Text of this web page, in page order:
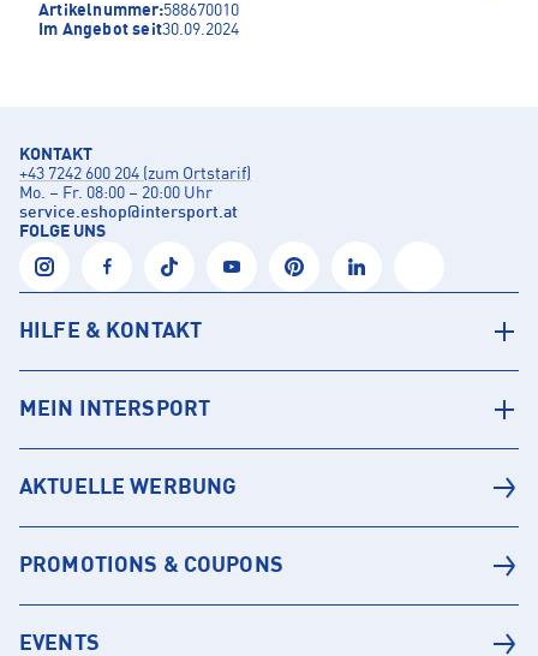
Artikelnummer:588670010
Im Angebot seit30.09.2024
KONTAKT
+43 7242 600 204 (zum Ortstarif)
Mo. – Fr. 08:00 – 20:00 Uhr
service.eshop@intersport.at
FOLGE UNS
HILFE & KONTAKT
MEIN INTERSPORT
AKTUELLE WERBUNG
PROMOTIONS & COUPONS
EVENTS